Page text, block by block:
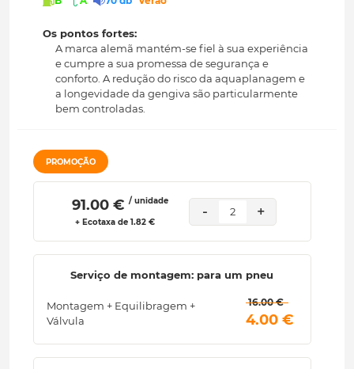
Os pontos fortes:
A marca alemã mantém-se fiel à sua experiência
e cumpre a sua promessa de segurança e
conforto. A redução do risco da aquaplanagem e
a longevidade da gengiva são particularmente
bem controladas.
PROMOÇÃO
91.00 € / unidade
+ Ecotaxa de 1.82 €
- 2 +
Serviço de montagem: para um pneu
Montagem + Equilibragem +
Válvula
16.00 €
4.00 €